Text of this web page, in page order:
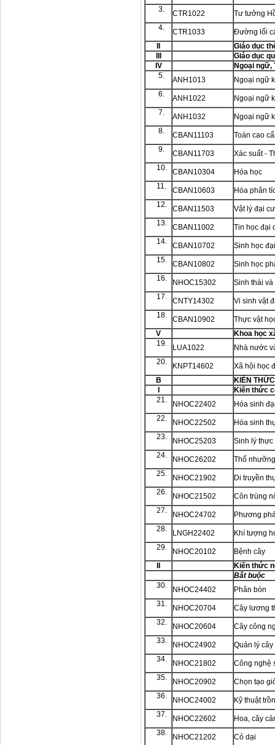
3.
CTR1022
Tư tưởng
4.
CTR1033
Đường lối
Giáo dục
Giáo dục
IV
Ngoại ngữ,
5.
ANH1013
Ngoại ngữ
6.
ANH1022
Ngoại ngữ
7.
ANH1032
Ngoại ngữ
8.
CBAN11103
Toán cao
9.
CBAN11703
Xác suất -
10.
CBAN10304
Hóa học
11.
CBAN10603
Hóa phân
12.
CBAN11503
Vật lý đại
13.
CBAN11002
Tin học đại
14.
CBAN10702
Sinh học
15.
CBAN10802
Sinh học
16.
NHOC15302
Sinh thái
17.
CNTY14302
Vi sinh vật
18.
CBAN10902
Thực vật
V
Khoa học
19.
LUA1022
Nhà nước
20.
KNPT14602
Xã hội học
B
KIẾN
Kiến thức
21.
NHOC22402
Hóa sinh
22.
NHOC22502
Hóa sinh
23.
NHOC25203
Sinh lý thực
24.
NHOC26202
Thổ
25.
NHOC21902
Di truyền
26.
NHOC21502
Côn trùng
27.
NHOC24702
Phương
28.
LNGH22402
Khí tượng
29.
NHOC20102
Bệnh cây
Kiến thức
Bắt buộc
30.
NHOC24402
Phân bón
31.
NHOC20704
Cây lương
32.
NHOC20604
Cây công
33.
NHOC24902
Quản lý
34.
NHOC21802
Công nghệ
35.
NHOC20902
Chọn tạo
36.
NHOC24002
Kỹ thuật
37.
NHOC22602
Hoa, cây
38.
NHOC21202 Cỏ dại